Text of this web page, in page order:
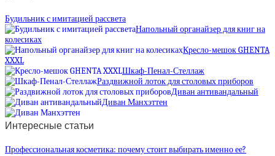
Будильник с имитацией рассвета
Напольный органайзер для книг на
колесиках
Кресло-мешок GHENTA
XXXL
Шкаф-Пенал-Стеллаж
Раздвижной лоток для столовых приборов
Диван антивандальный
Диван Манхэттен
Интересные статьи
Профессиональная косметика: почему стоит выбирать именно ее?